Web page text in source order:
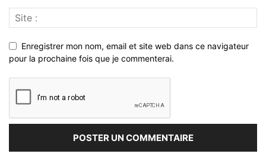
Enregistrer mon nom, email et site web dans ce navigateur
pour la prochaine fois que je commenterai.